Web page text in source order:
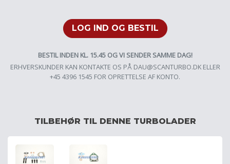
LOG IND OG BESTIL
BESTIL INDEN KL. 15.45 OG VI SENDER SAMME DAG!
ERHVERSKUNDER KAN KONTAKTE OS PÅ DAU@SCANTURBO.DKELLER
+45 4396 1545 FOR OPRETTELSE AF KONTO.
TILBEHØR TIL DENNE TURBOLADER